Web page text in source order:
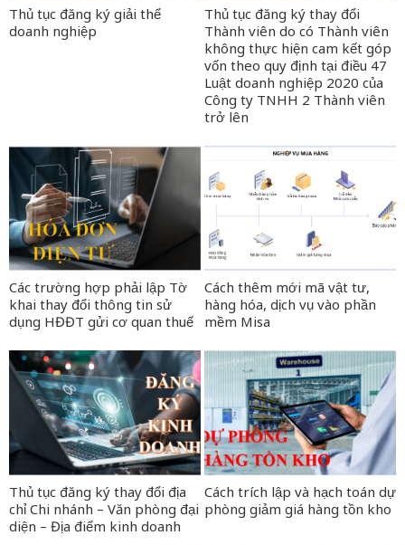
Thủ tục đăng ký giải thể
doanh nghiệp
Thủ tục đăng ký thay đổi
Thành viên do có Thành viên
không thực hiện cam kết góp
vốn theo quy định tại điều 47
Luật doanh nghiệp 2020 của
Công ty TNHH 2 Thành viên
trở lên
Các trường hợp phải lập Tờ
khai thay đổi thông tin sử
dụng HĐĐT gửi cơ quan thuế
Cách thêm mới mã vật tư,
hàng hóa, dịch vụ vào phần
mềm Misa
Thủ tục đăng ký thay đổi địa
chỉ Chi nhánh – Văn phòng đại
diện – Địa điểm kinh doanh
Cách trích lập và hạch toán dự
phòng giảm giá hàng tồn kho